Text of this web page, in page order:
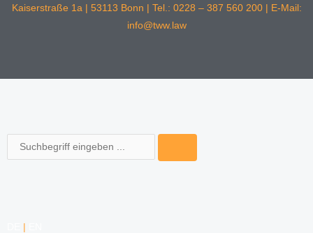
Kaiserstraße 1a | 53113 Bonn | Tel.: 0228 – 387 560 200 | E-Mail:
info@tww.law
Suche
|